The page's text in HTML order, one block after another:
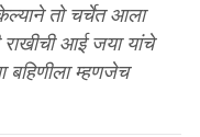
तो चर्चेत आला
राखीची आई जया यांचे
बहिणीला म्हणजेच